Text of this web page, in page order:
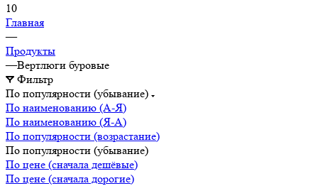
10
Главная
—
Продукты
—Вертлюги буровые
Фильтр
По популярности (убывание)
По наименованию (А-Я)
По наименованию (Я-А)
По популярности (возрастание)
По популярности (убывание)
По цене (сначала дешёвые)
По цене (сначала дорогие)